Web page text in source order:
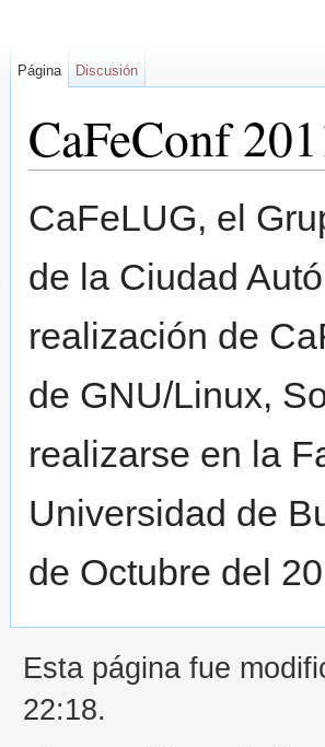
CaFeConf
CaFeLUG, el
de la Ciudad
realización de
de GNU/Linux,
realizarse en la
Universidad de
de Octubre del
Página Discusión
Esta página fue
22:18.